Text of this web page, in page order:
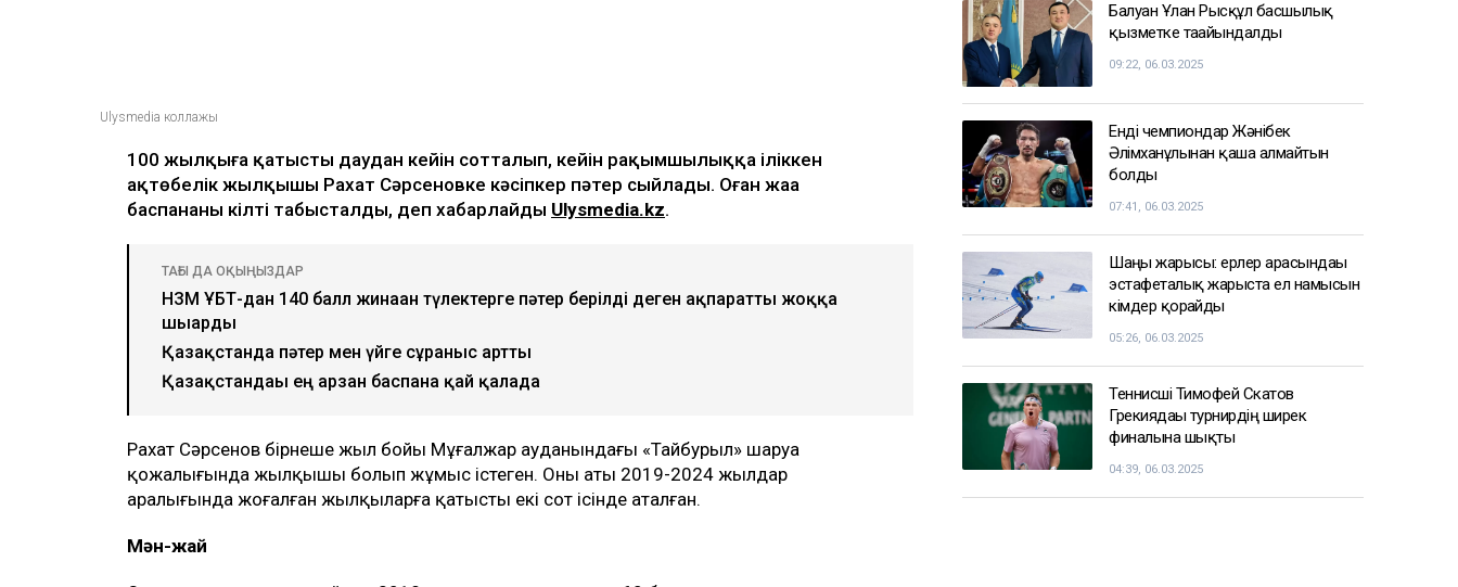
Ulysmedia коллажы
100 жылқыға қатысты даудан кейін сотталып, кейін рақымшылыққа іліккен
ақтөбелік жылқышы Рахат Сәрсеновке кәсіпкер пәтер сыйлады. Оған жаңа
баспананың кілті табысталды, деп хабарлайды Ulysmedia.kz.
ТАҒЫ ДА ОҚЫҢЫЗДАР
НЗМ ҰБТ-дан 140 балл жинаған түлектерге пәтер берілді деген ақпаратты жоққа
шығарды
Қазақстанда пәтер мен үйге сұраныс артты
Қазақстандағы ең арзан баспана қай қалада
Рахат Сәрсенов бірнеше жыл бойы Мұғалжар ауданындағы «Тайбурыл» шаруа
қожалығында жылқышы болып жұмыс істеген. Оның аты 2019-2024 жылдар
аралығында жоғалған жылқыларға қатысты екі сот ісінде аталған.
Мән-жай
Балуан Ұлан Рысқұл басшылық
қызметке тағайындалды
09:22, 06.03.2025
Енді чемпиондар Жәнібек
Әлімханұлынан қаша алмайтын
болды
07:41, 06.03.2025
Шаңғы жарысы: ерлер арасындағы
эстафеталық жарыста ел намысын
кімдер қорғайды
05:26, 06.03.2025
Теннисші Тимофей Скатов
Грекиядағы турнирдің ширек
финалына шықты
04:39, 06.03.2025